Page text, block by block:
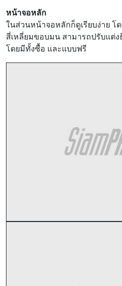
หน้าจอหลัก
ในส่วนหน้าจอหลักก็ดูเรียบง่าย
สี่เหลี่ยมขอบมน สามารถปรับแต่
โดยมีทั้งซื้อ และแบบฟรี